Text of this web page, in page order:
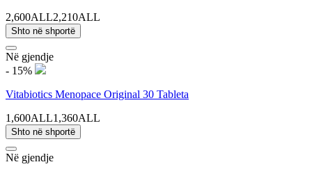
2,600ALL2,210ALL
Shto në shportë
Në gjendje
- 15%
Vitabiotics Menopace Original 30 Tableta
1,600ALL1,360ALL
Shto në shportë
Në gjendje